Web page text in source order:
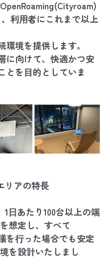
利⽤者にこれまで以上
境を提供します。
に向けて、快適かつ安
とを⽬的としていま
リアの特⻑
1⽇あたり100台以上の端
想定し、すべて
を⾏った場合でも安定
を設計いたしまし